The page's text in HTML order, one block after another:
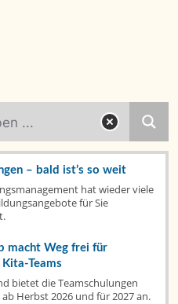
– bald ist’s so weit
hat wieder viele
für Sie
macht Weg frei für
Teams
bietet die Teamschulungen
Herbst 2026 und für 2027 an.